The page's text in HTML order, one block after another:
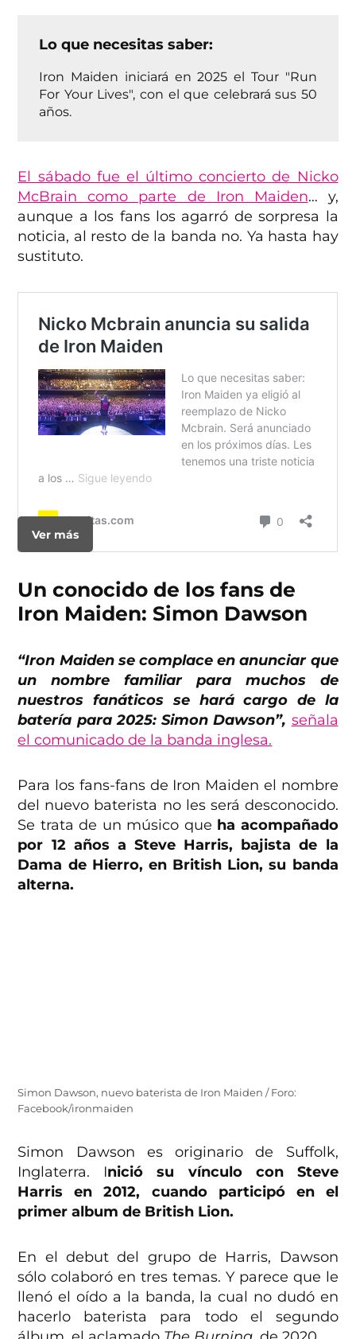
Lo que necesitas saber:
Iron Maiden iniciará en 2025 el Tour "Run
For Your Lives", con el que celebrará sus 50
años.
El sábado fue el último concierto de Nicko
McBrain como parte de Iron Maiden… y,
aunque a los fans los agarró de sorpresa la
noticia, al resto de la banda no. Ya hasta hay
sustituto.
Ver más
Un conocido de los fans de
Iron Maiden: Simon Dawson
“Iron Maiden se complace en anunciar que
un nombre familiar para muchos de
nuestros fanáticos se hará cargo de la
batería para 2025: Simon Dawson”, señala
el comunicado de la banda inglesa.
Para los fans-fans de Iron Maiden el nombre
del nuevo baterista no les será desconocido.
Se trata de un músico que ha acompañado
por 12 años a Steve Harris, bajista de la
Dama de Hierro, en British Lion, su banda
alterna.
Simon Dawson, nuevo baterista de Iron Maiden / Foro:
Facebook/ironmaiden
Simon Dawson es originario de Suffolk,
Inglaterra. Inició su vínculo con Steve
Harris en 2012, cuando participó en el
primer album de British Lion.
En el debut del grupo de Harris, Dawson
sólo colaboró en tres temas. Y parece que le
llenó el oído a la banda, la cual no dudó en
hacerlo baterista para todo el segundo